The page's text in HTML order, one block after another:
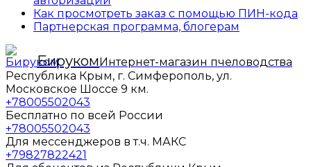
Как просмотреть заказ с помощью ПИН-кода
Партнерская программа, блогерам
БирукомИнтернет-магазин пчеловодства
Республика Крым, г. Симферополь, ул.
Московское Шоссе 9 км.
+78005502043
Бесплатно по всей России
+78005502043
Для мессенджеров в т.ч. МАКС
+79827822421